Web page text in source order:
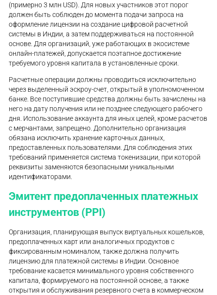
(примерно 3 млн USD). Для новых участников этот порог
должен быть соблюден до момента подачи запроса на
оформление лицензии на создание цифровой расчетной
системы в Индии, а затем поддерживаться на постоянной
основе. Для организаций, уже работающих в экосистеме
онлайн-платежей, допускается поэтапное достижение
требуемого уровня капитала в установленные сроки.
Расчетные операции должны проводиться исключительно
через выделенный эскроу-счет, открытый в уполномоченном
банке. Все поступившие средства должны быть зачислены на
него на дату получения или не позднее следующего рабочего
дня. Использование аккаунта для иных целей, кроме расчетов
с мерчантами, запрещено. Дополнительно организация
обязана исключить хранение карточных данных,
предоставленных пользователями. Для соблюдения этих
требований применяется система токенизации, при которой
реквизиты заменяются безопасными уникальными
идентификаторами.
Эмитент предоплаченных платежных
инструментов (PPI)
Организация, планирующая выпуск виртуальных кошельков,
предоплаченных карт или аналогичных продуктов с
фиксированным номиналом, также должна получить
лицензию для платежной системы в Индии. Основное
требование касается минимального уровня собственного
капитала, формируемого на постоянной основе, а также
открытия и обслуживания резервного счета в коммерческом